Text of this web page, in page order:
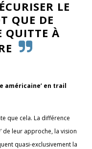
LE
QUE DE
QUITTE À
américaine’ en trail
que cela. La différence
de leur approche, la vision
quasi-exclusivement la